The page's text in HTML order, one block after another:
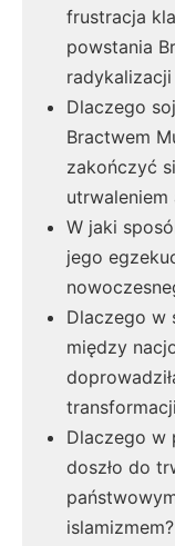
frustracja
powstania
Dlaczego
Bractwem
zakończyć
W jaki
jego
Dlaczego w
między
Dlaczego w
doszło do
islamizmem?